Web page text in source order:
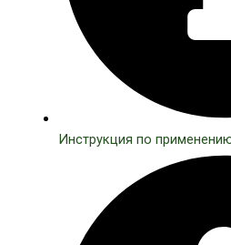
Инструкция по